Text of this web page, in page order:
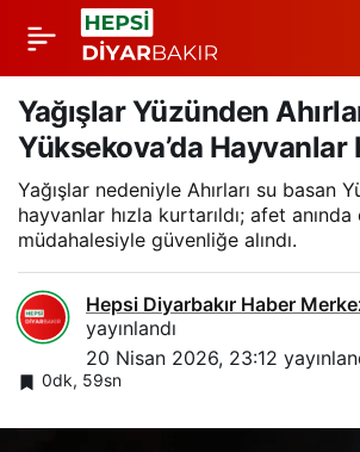
Yağışlar Yüzünden
Yüksekova’da Hayvanlar
Yağışlar nedeniyle Ahırları su basan
hayvanlar hızla kurtarıldı; afet
müdahalesiyle güvenliğe alındı.
Hepsi Diyarbakır Haber
yayınlandı
20 Nisan 2026, 23:12
0dk, 59sn
Artuklu’da Sağanak
Yağışında Yol Geçişini
Sağlayan Cesur
Hamle: Sürücü
Otomobil Üzerinden
Karşıya Geçti